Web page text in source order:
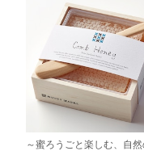
～蜜ろうごと楽しむ、自然